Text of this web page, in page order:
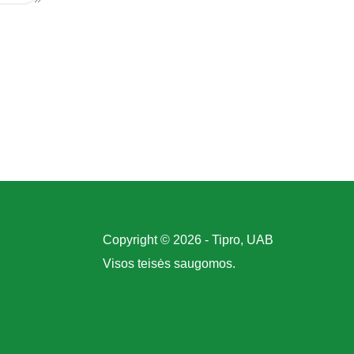
Copyright © 2026 - Tipro, UAB
Visos teisės saugomos.